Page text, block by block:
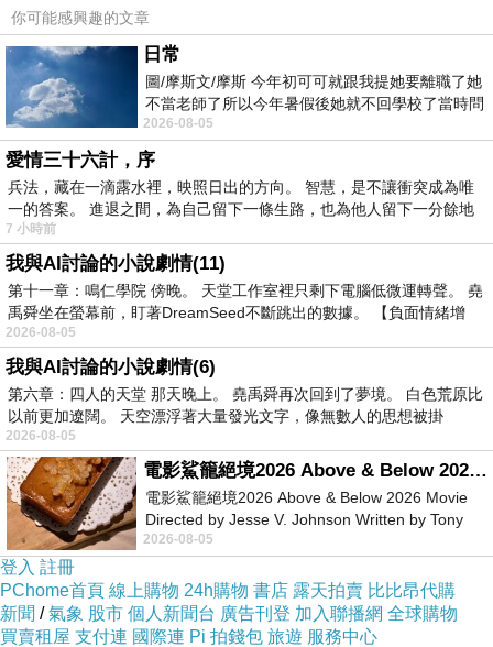
督導員工依規定完成清潔作業。
填寫及儲存清潔紀錄表。
發現異常立即改善及回報。
三、全體員工職責
遵守清潔管理規定。
落實工作區域清潔與消毒。
發現設備損壞、污染或蟲害立即通報。
完成個人責任區之清潔工作。
第四章 清潔作業規範
一、個人衛生管理
上班前應洗手並完成個人清潔。
工作期間須穿戴工作服、工作帽及必要防護用
品。
禁止留長指甲、塗指甲油及配戴飾品。
如有感冒、腹瀉、皮膚病等症狀，應立即向主管
報告。
二、作業中清潔規範
工作檯面應隨時保持整潔。
你可能感興趣的文章
日常
圖/摩斯文/摩斯 今年初可可就跟我提她要離職了她
不當老師了所以今年暑假後她就不回學校了當時問
她不是很喜歡幼幼班的小朋友嗎捨得不
2026-08-05
愛情三十六計，序
兵法，藏在一滴露水裡，映照日出的方向。 智慧，是不讓衝突成為唯
一的答案。 進退之間，為自己留下一條生路，也為他人留下一分餘地
7 小時前
我與AI討論的小說劇情(11)
第十一章：鳴仁學院 傍晚。 天堂工作室裡只剩下電腦低微運轉聲。 堯
禹舜坐在螢幕前，盯著DreamSeed不斷跳出的數據。 【負面情緒增
2026-08-05
我與AI討論的小說劇情(6)
第六章：四人的天堂 那天晚上。 堯禹舜再次回到了夢境。 白色荒原比
以前更加遼闊。 天空漂浮著大量發光文字，像無數人的思想被掛
2026-08-05
電影鯊籠絕境2026 Above & Below 2026 Movie
電影鯊籠絕境2026 Above & Below 2026 Movie
Directed by Jesse V. Johnson Written by Tony
Giordano Starring Laura Maran
2026-08-05
登入 註冊
PChome首頁 線上購物 24h購物 書店 露天拍賣 比比昂代購
新聞 /氣象 股市 個人新聞台 廣告刊登 加入聯播網 全球購物
買賣租屋 支付連 國際連 Pi 拍錢包 旅遊 服務中心